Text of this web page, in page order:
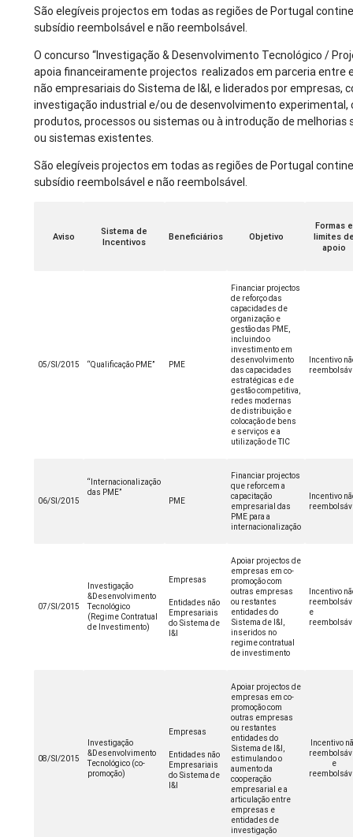
São elegíveis projectos em todas as regiões de Portugal
subsídio reembolsável e não reembolsável.
O concurso “Investigação & Desenvolvimento Tecnológico /
apoia financeiramente projectos realizados em parceria entre
não empresariais do Sistema de I&I, e liderados por empresas,
investigação industrial e/ou de desenvolvimento experimental,
produtos, processos ou sistemas ou à introdução de
ou sistemas existentes.
São elegíveis projectos em todas as regiões de Portugal
subsídio reembolsável e não reembolsável.
Aviso
Sistema de
Incentivos
Beneficiários Objetivo
Formas e
limites
apoio
05/SI/2015 “Qualificação PME” PME
Financiar projectos
de reforço das
capacidades de
organização e
gestão das PME,
incluindo o
investimento em
desenvolvimento
das capacidades
estratégicas e de
gestão competitiva,
redes modernas
de distribuição e
colocação de bens
e serviços e a
utilização de TIC
Incentivo
06/SI/2015
“Internacionalização
das PME”
PME
Financiar projectos
que reforcem a
capacitação
empresarial das
PME para a
internacionalização
Incentivo
07/SI/2015
Investigação
&Desenvolvimento
Tecnológico
(Regime Contratual
de Investimento)
Empresas
Entidades não
Empresariais
do Sistema de
I&I
Apoiar projectos de
empresas em co-
promoção com
outras empresas
ou restantes
entidades do
Sistema de I&I,
inseridos no
regime contratual
de investimento
Incentivo
e
08/SI/2015
Investigação
&Desenvolvimento
Tecnológico (co-
promoção)
Empresas
Entidades não
Empresariais
do Sistema de
I&I
Apoiar projectos de
empresas em co-
promoção com
outras empresas
ou restantes
entidades do
Sistema de I&I,
estimulando o
aumento da
cooperação
empresarial e a
articulação entre
empresas e
entidades de
investigação
Incentivo
e